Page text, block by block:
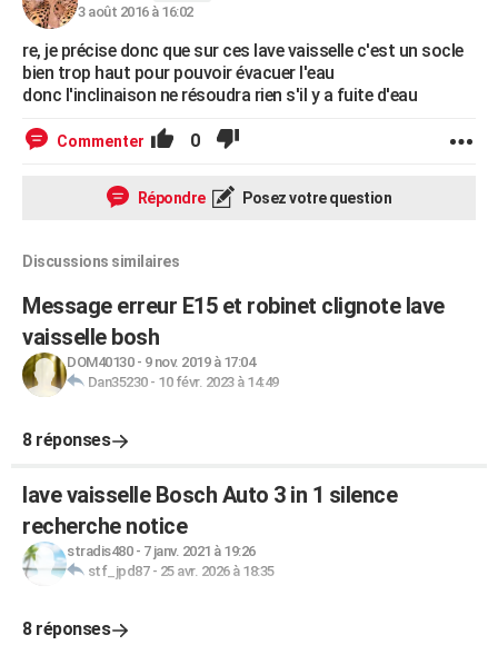
3 août 2016 à 16:02
re, je précise donc que sur ces lave vaisselle c'est un socle
bien trop haut pour pouvoir évacuer l'eau
donc l'inclinaison ne résoudra rien s'il y a fuite d'eau
Commenter 0
Répondre Posez votre question
Discussions similaires
Message erreur E15 et robinet clignote lave
vaisselle bosh
DOM40130- 9 nov. 2019 à 17:04
Dan35230- 10 févr. 2023 à 14:49
8 réponses
lave vaisselle Bosch Auto 3 in 1 silence
recherche notice
stradis480- 7 janv. 2021 à 19:26
stf_jpd87- 25 avr. 2026 à 18:35
8 réponses